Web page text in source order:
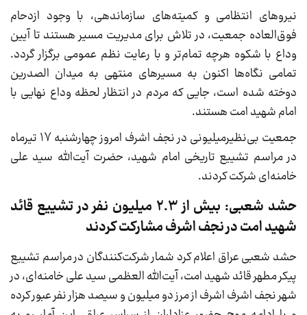
نیروهای انتظامی و کمیته‌های سازماندهی، با وجود ازدحام
فوق‌العاده جمعیت، در تلاش برای مدیریت مسیر هستند تا آیین
وداع با شکوه هرچه تمام‌تر و با رعایت نظم عمومی برگزار گردد.
تمامی نگاه‌ها اکنون به مسیرهای منتهی به میدان الصدرین
دوخته شده است، جایی که مردم در انتظار لحظه وداع نهایی با
امام شهید امت هستند.
جمعیت بی‌نظیرمیلیونی در نجف اشرف امروز چهارشنبه 17 تیرماه
در مراسم تشییع تاریخی امام شهید، حضرت آیت‌الله سید علی
خامنه‌ای شرکت کردند.
حشد شعبی: بیش از 2.3 میلیون نفر در تشییع قائد
شهید امت در نجف اشرف مشارکت کردند
حشد شعبی عراق اعلام کرد شمار شرکت‌کنندگان در مراسم تشییع
پیکر مطهر قائد شهید امت، آیت‌الله العظمی سید علی خامنه‌ای، در
شهر نجف اشرف اشرف از مرز دو میلیون و سیصد هزار نفر عبور کرده